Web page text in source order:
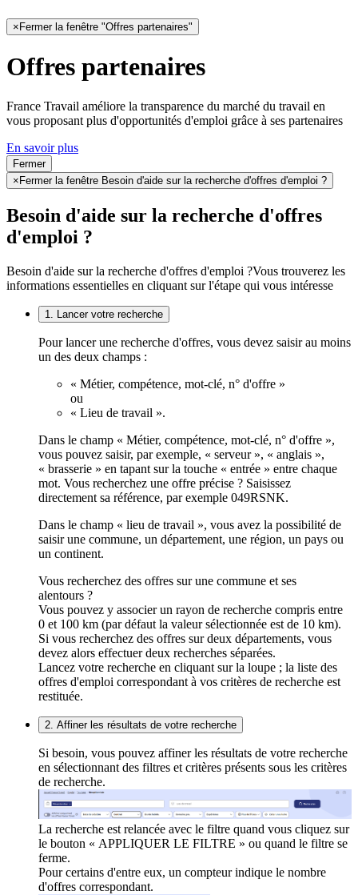
× Fermer la fenêtre "Offres partenaires"
Offres partenaires
France Travail améliore la transparence du marché du travail en
vous proposant plus d'opportunités d'emploi grâce à ses partenaires
En savoir plus
Fermer
× Fermer la fenêtre Besoin d'aide sur la recherche d'offres d'emploi ?
Besoin d'aide sur la recherche d'offres
d'emploi ?
Besoin d'aide sur la recherche d'offres d'emploi ?Vous trouverez les
informations essentielles en cliquant sur l'étape qui vous intéresse
1. Lancer votre recherche
Pour lancer une recherche d'offres, vous devez saisir au moins
un des deux champs :
« Métier, compétence, mot-clé, n° d'offre »
ou
« Lieu de travail ».
Dans le champ « Métier, compétence, mot-clé, n° d'offre »,
vous pouvez saisir, par exemple, « serveur », « anglais »,
« brasserie » en tapant sur la touche « entrée » entre chaque
mot. Vous recherchez une offre précise ? Saisissez
directement sa référence, par exemple 049RSNK.
Dans le champ « lieu de travail », vous avez la possibilité de
saisir une commune, un département, une région, un pays ou
un continent.
Vous recherchez des offres sur une commune et ses
alentours ?
Vous pouvez y associer un rayon de recherche compris entre
0 et 100 km (par défaut la valeur sélectionnée est de 10 km).
Si vous recherchez des offres sur deux départements, vous
devez alors effectuer deux recherches séparées.
Lancez votre recherche en cliquant sur la loupe ; la liste des
offres d'emploi correspondant à vos critères de recherche est
restituée.
2. Affiner les résultats de votre recherche
Si besoin, vous pouvez affiner les résultats de votre recherche
en sélectionnant des filtres et critères présents sous les critères
de recherche.
La recherche est relancée avec le filtre quand vous cliquez sur
le bouton « APPLIQUER LE FILTRE » ou quand le filtre se
ferme.
Pour certains d'entre eux, un compteur indique le nombre
d'offres correspondant.